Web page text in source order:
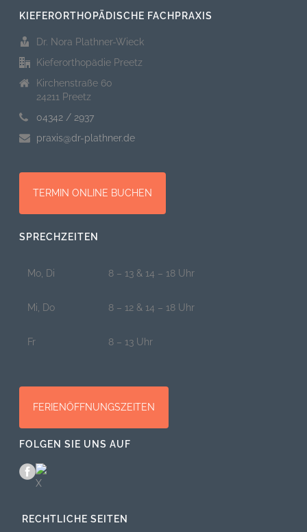
KIEFERORTHOPÄDISCHE FACHPRAXIS
Dr. Nora Plathner-Wieck
Kieferorthopädie Preetz
Kirchenstraße 60
24211 Preetz
04342 / 2937
praxis@dr-plathner.de
TERMIN ONLINE BUCHEN
SPRECHZEITEN
Mo, Di 8 – 13 & 14 – 18 Uhr
Mi, Do 8 – 12 & 14 – 18 Uhr
Fr 8 – 13 Uhr
FERIENÖFFNUNGSZEITEN
FOLGEN SIE UNS AUF
RECHTLICHE SEITEN